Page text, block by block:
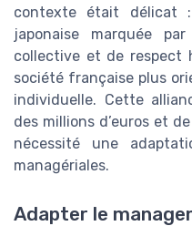
contexte était délicat
japonaise marquée
collective et de respect
société française plus
individuelle. Cette
des millions d’euros et
nécessité une
managériales.
Adapter le